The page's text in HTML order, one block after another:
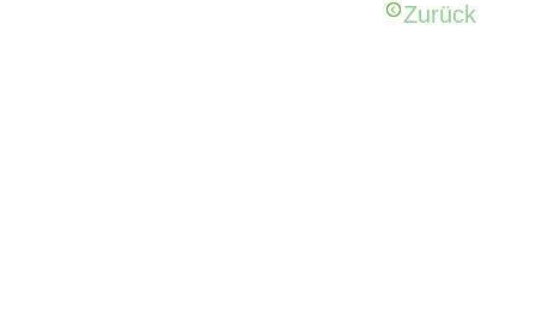
Zurück